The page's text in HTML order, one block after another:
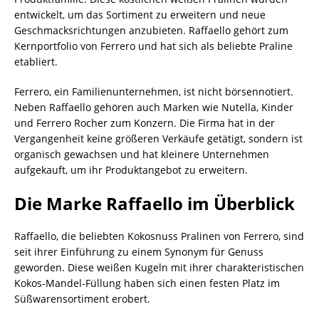
entwickelt, um das Sortiment zu erweitern und neue
Geschmacksrichtungen anzubieten. Raffaello gehört zum
Kernportfolio von Ferrero und hat sich als beliebte Praline
etabliert.
Ferrero, ein Familienunternehmen, ist nicht börsennotiert.
Neben Raffaello gehören auch Marken wie Nutella, Kinder
und Ferrero Rocher zum Konzern. Die Firma hat in der
Vergangenheit keine größeren Verkäufe getätigt, sondern ist
organisch gewachsen und hat kleinere Unternehmen
aufgekauft, um ihr Produktangebot zu erweitern.
Die Marke Raffaello im Überblick
Raffaello, die beliebten Kokosnuss Pralinen von Ferrero, sind
seit ihrer Einführung zu einem Synonym für Genuss
geworden. Diese weißen Kugeln mit ihrer charakteristischen
Kokos-Mandel-Füllung haben sich einen festen Platz im
Süßwarensortiment erobert.